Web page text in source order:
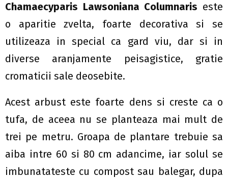
Chamaecyparis Lawsoniana Columnaris este
o aparitie zvelta, foarte decorativa si se
utilizeaza in special ca gard viu, dar si in
diverse aranjamente peisagistice, gratie
cromaticii sale deosebite.
Acest arbust este foarte dens si creste ca o
tufa, de aceea nu se planteaza mai mult de
trei pe metru. Groapa de plantare trebuie sa
aiba intre 60 si 80 cm adancime, iar solul se
imbunatateste cu compost sau balegar, dupa